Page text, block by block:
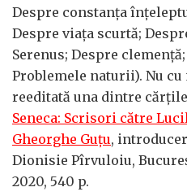
Despre constanța
Despre viața scurtă;
Serenus; Despre
Problemele naturii). Nu
reeditată una dintre
Seneca: Scrisori către
Gheorghe Guțu,
Dionisie Pîrvuloiu,
2020, 540 p.